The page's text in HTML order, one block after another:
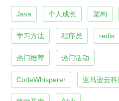
Java 个人成长 架构
学习方法 程序员 redis
热门推荐 热门活动
CodeWhisperer 亚马逊云科